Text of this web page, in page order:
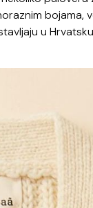
bojama,
u